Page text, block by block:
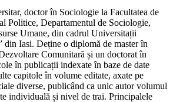
doctor în Sociologie la Facultatea de
Politice, Departamentul de Sociologie,
Umane, din cadrul Universitații
din Iasi. Deține o diplomă de master în
Comunitară și un doctorat în
în publicații indexate în baze de date
capitole în volume editate, axate pe
diverse, publicând ca unic autor volumul
individuală și nivel de trai. Principalele